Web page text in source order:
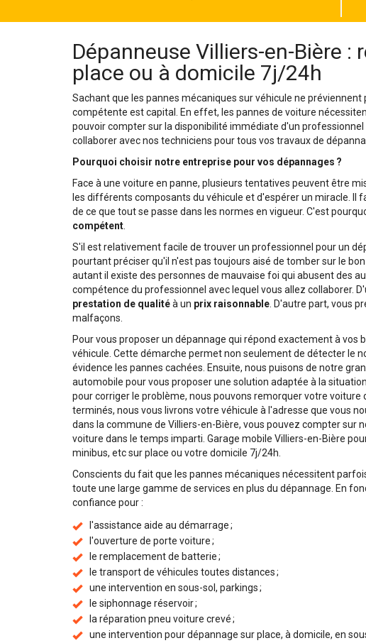
Dépanneuse Villiers-en-Bière
place ou à domicile 7j/24h
Sachant que les pannes mécaniques sur véhicule ne
compétente est capital. En effet, les pannes de voiture
pouvoir compter sur la disponibilité immédiate d'un
collaborer avec nos techniciens pour tous vos travaux de
Pourquoi choisir notre entreprise pour vos dépannages ?
Face à une voiture en panne, plusieurs tentatives peuvent être
les différents composants du véhicule et d'espérer un miracle. Il
de ce que tout se passe dans les normes en vigueur. C'est
compétent
S'il est relativement facile de trouver un professionnel pour un
pourtant préciser qu'il n'est pas toujours aisé de tomber sur le
autant il existe des personnes de mauvaise foi qui abusent des
compétence du professionnel avec lequel vous allez collaborer.
prestation de qualitéà un prix raisonnable . D'autre part, vous
malfaçons.
Pour vous proposer un dépannage qui répond exactement à vos
véhicule. Cette démarche permet non seulement de détecter le
évidence les pannes cachées. Ensuite, nous puisons de notre
automobile pour vous proposer une solution adaptée à la
pour corriger le problème, nous pouvons remorquer votre
terminés, nous vous livrons votre véhicule à l'adresse que vous
dans la commune de Villiers-en-Bière, vous pouvez compter sur
voiture dans le temps imparti. Garage mobile Villiers-en-Bière
minibus, etc sur place ou votre domicile 7j/24h.
Conscients du fait que les pannes mécaniques nécessitent
toute une large gamme de services en plus du dépannage. En
confiance pour :
l'assistance aide au démarrage ;
l'ouverture de porte voiture ;
le remplacement de batterie ;
le transport de véhicules toutes distances ;
une intervention en sous-sol, parkings ;
le siphonnage réservoir ;
la réparation pneu voiture crevé ;
une intervention pour dépannage sur place, à domicile, en